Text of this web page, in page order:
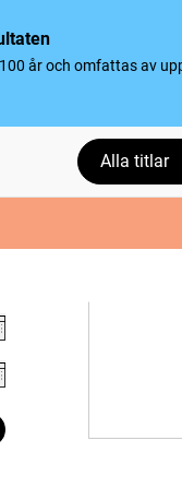
år och omfattas av
Alla titlar